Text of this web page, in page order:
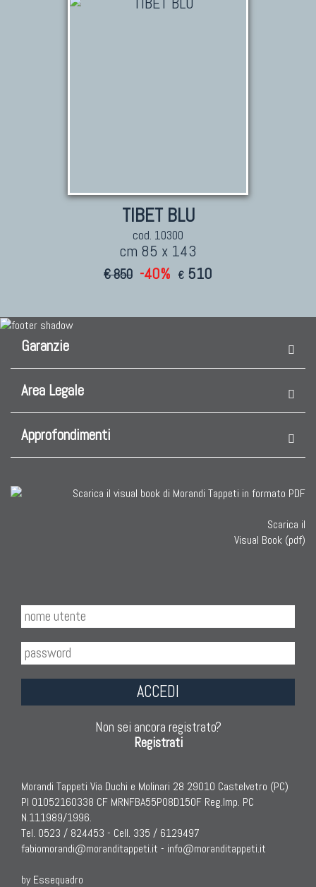
TIBET BLU
cod. 10300
cm 85 x 143
€ 850 -40% € 510
Garanzie
Area Legale
Approfondimenti
Scarica il
Visual Book (pdf)
ACCEDI
Non sei ancora registrato?
Registrati
Morandi Tappeti Via Duchi e Molinari 28 29010 Castelvetro (PC)
PI 01052160338 CF MRNFBA55P08D150F Reg.Imp. PC
N.111989/1996.
Tel. 0523 / 824453 - Cell. 335 / 6129497
fabiomorandi@moranditappeti.it - info@moranditappeti.it
by Essequadro